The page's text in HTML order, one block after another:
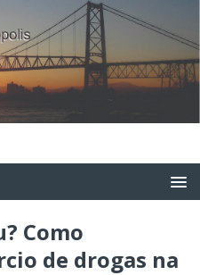
Como
de drogas na